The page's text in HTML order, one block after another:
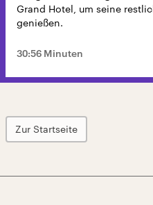
Grand Hotel, um seine
genießen.
30:56 Minuten
Zur Startseite